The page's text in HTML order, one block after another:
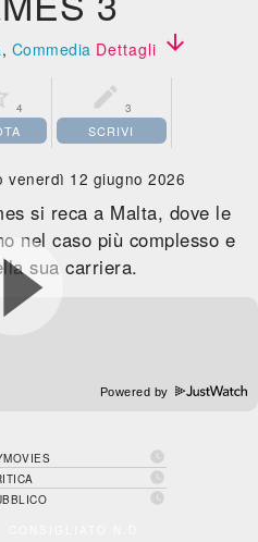
, Commedia Dettagli 
4  3
SCRIVI
venerdì 12 giugno 2026
si reca a Malta, dove le
nel caso più complesso e
sua carriera.
Powered by


